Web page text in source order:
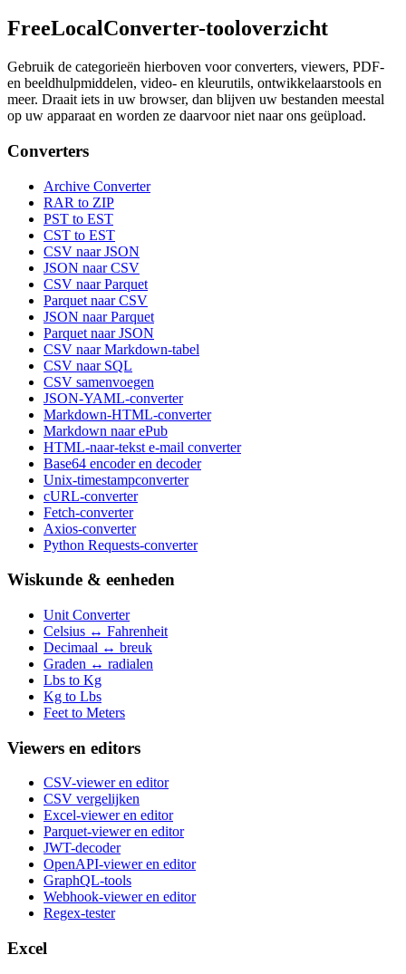
FreeLocalConverter-tooloverzicht
Gebruik de categorieën hierboven voor converters, viewers, PDF-
en beeldhulpmiddelen, video- en kleurutils, ontwikkelaarstools en
meer. Draait iets in uw browser, dan blijven uw bestanden meestal
op uw apparaat en worden ze daarvoor niet naar ons geüpload.
Converters
Archive Converter
RAR to ZIP
PST to EST
CST to EST
CSV naar JSON
JSON naar CSV
CSV naar Parquet
Parquet naar CSV
JSON naar Parquet
Parquet naar JSON
CSV naar Markdown-tabel
CSV naar SQL
CSV samenvoegen
JSON-YAML-converter
Markdown-HTML-converter
Markdown naar ePub
HTML-naar-tekst e-mail converter
Base64 encoder en decoder
Unix-timestampconverter
cURL-converter
Fetch-converter
Axios-converter
Python Requests-converter
Wiskunde & eenheden
Unit Converter
Celsius ↔ Fahrenheit
Decimaal ↔ breuk
Graden ↔ radialen
Lbs to Kg
Kg to Lbs
Feet to Meters
Viewers en editors
CSV-viewer en editor
CSV vergelijken
Excel-viewer en editor
Parquet-viewer en editor
JWT-decoder
OpenAPI-viewer en editor
GraphQL-tools
Webhook-viewer en editor
Regex-tester
Excel